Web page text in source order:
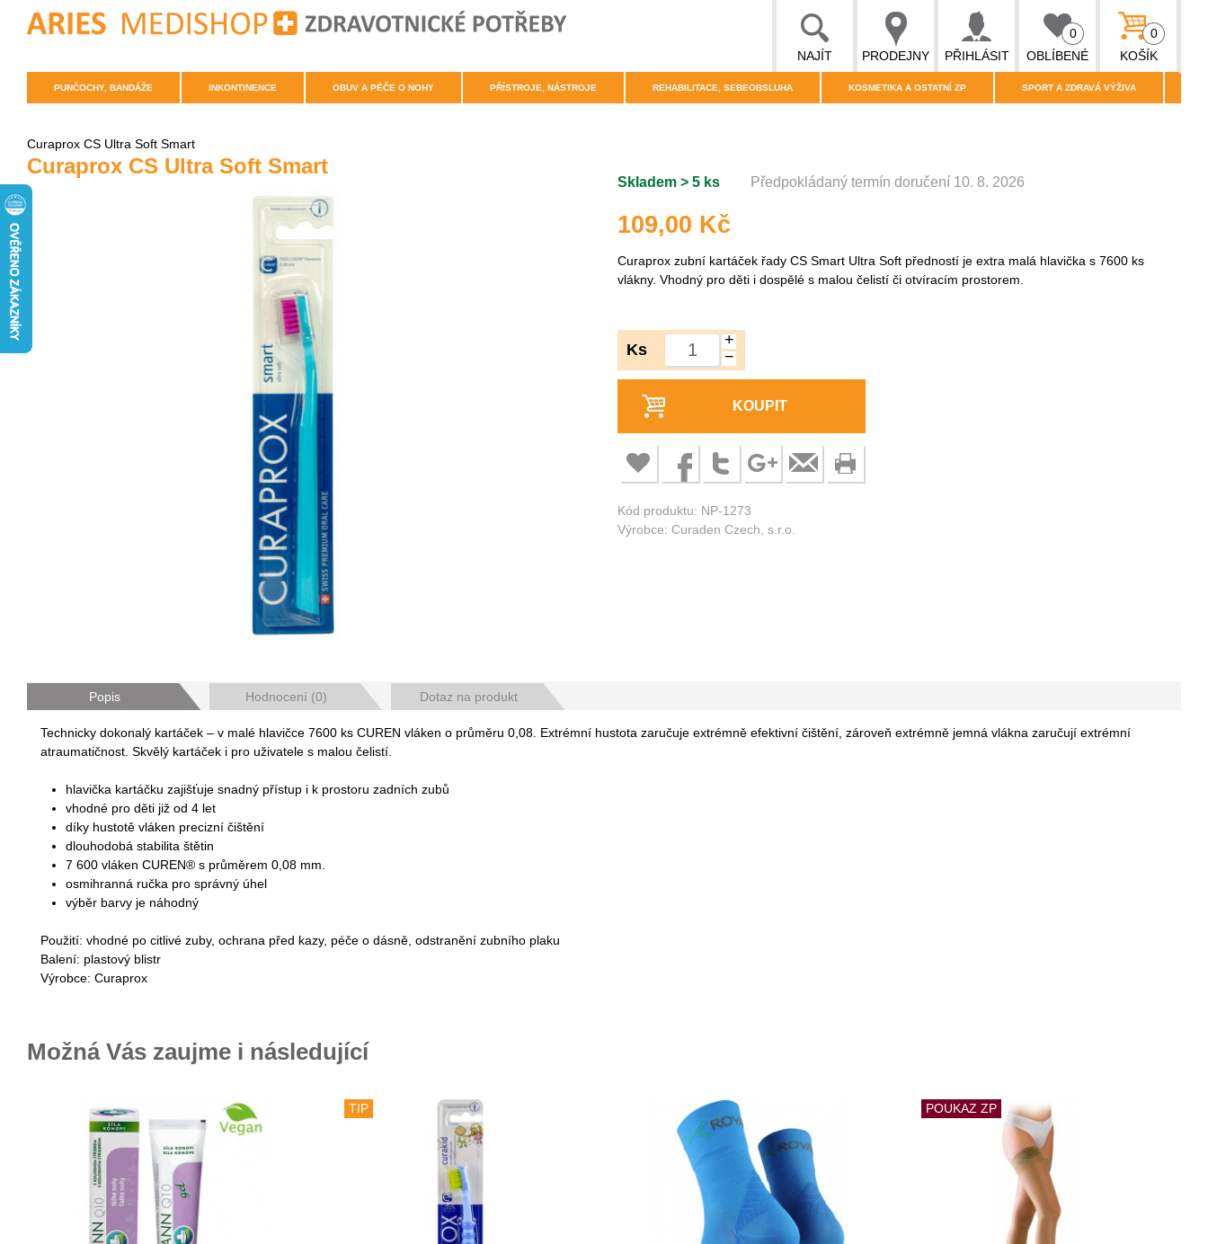
NAJÍT PRODEJNY PŘIHLÁSIT OBLÍBENÉ
0
KOŠÍK
0
PUNČOCHY, BANDÁŽE INKONTINENCE OBUV A PÉČE O NOHY PŘÍSTROJE, NÁSTROJE REHABILITACE, SEBEOBSLUHA KOSMETIKA A OSTATNÍ ZP SPORT A ZDRAVÁ VÝŽIVA
Curaprox CS Ultra Soft Smart
Curaprox CS Ultra Soft Smart
Skladem > 5 ks Předpokládaný termín doručení 10. 8. 2026
109,00 Kč
Curaprox zubní kartáček řady CS Smart Ultra Soft předností je extra malá hlavička s 7600 ks
vlákny. Vhodný pro děti i dospělé s malou čelistí či otvíracím prostorem.
Ks
+
−
KOUPIT
Kód produktu: NP-1273
Výrobce: Curaden Czech, s.r.o.
Popis Hodnocení (0) Dotaz na produkt
Technicky dokonalý kartáček – v malé hlavičce 7600 ks CUREN vláken o průměru 0,08. Extrémní hustota zaručuje extrémně efektivní čištění, zároveň extrémně jemná vlákna zaručují extrémní
atraumatičnost. Skvělý kartáček i pro uživatele s malou čelistí.
hlavička kartáčku zajišťuje snadný přístup i k prostoru zadních zubů
vhodné pro děti již od 4 let
díky hustotě vláken precizní čištění
dlouhodobá stabilita štětin
7 600 vláken CUREN® s průměrem 0,08 mm.
osmihranná ručka pro správný úhel
výběr barvy je náhodný
Použití: vhodné po citlivé zuby, ochrana před kazy, péče o dásně, odstranění zubního plaku
Balení: plastový blistr
Výrobce: Curaprox
Možná Vás zaujme i následující
TIP POUKAZ ZP